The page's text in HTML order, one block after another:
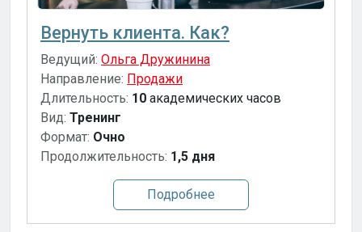
Вернуть клиента. Как?
Ведущий: Ольга Дружинина
Направление: Продажи
Длительность: 10 академических часов
Вид: Тренинг
Формат: Очно
Продолжительность: 1,5 дня
Подробнее